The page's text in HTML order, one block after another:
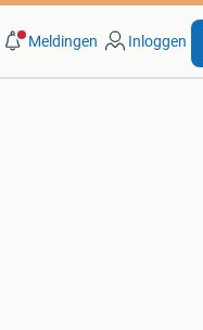
Meldingen Inloggen